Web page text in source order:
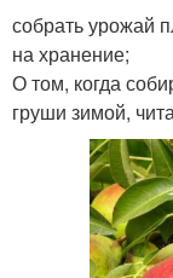
собрать урожай
на хранение;
О том, когда
груши зимой,